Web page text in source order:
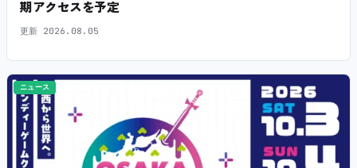
期アクセスを予定
更新 2026.08.05
ニュース